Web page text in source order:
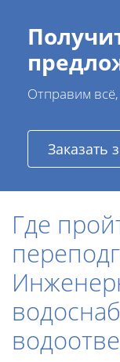
Отправим
Заказать
Где